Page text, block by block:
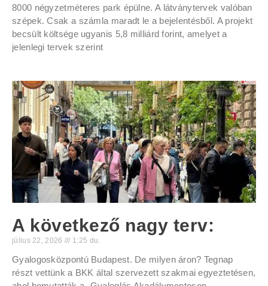
8000 négyzetméteres park épülne. A látványtervek valóban
szépek. Csak a számla maradt le a bejelentésből. A projekt
becsült költsége ugyanis 5,8 milliárd forint, amelyet a
jelenlegi tervek szerint
A következő nagy terv:
július 22, 2026 1:25 du.
Gyalogosközpontú Budapest. De milyen áron? Tegnap
részt vettünk a BKK által szervezett szakmai egyeztetésen,